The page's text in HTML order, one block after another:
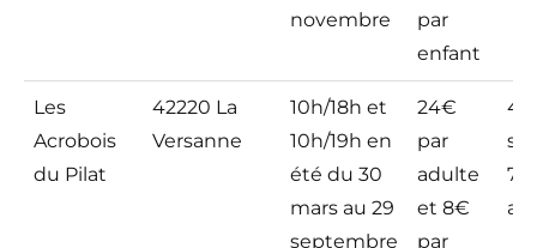
novembre
par
enfant
Les
Acrobois
du Pilat
42220 La
Versanne
10h/18h et
10h/19h en
été du 30
mars au 29
septembre
24€
par
adulte
et 8€
par
sur